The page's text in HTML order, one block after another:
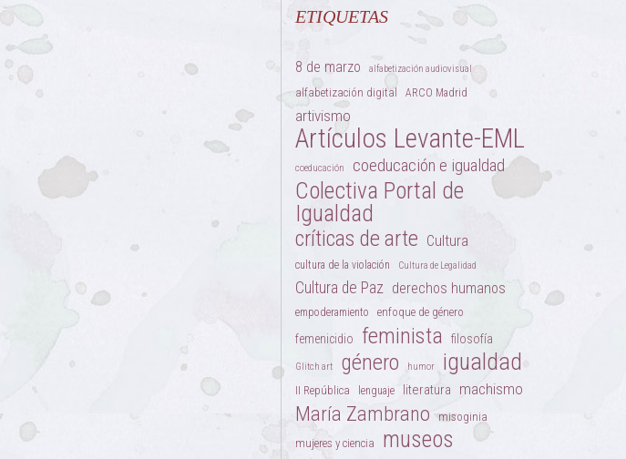
ETIQUETAS
8 de marzo alfabetización audiovisual
alfabetización digital ARCO Madrid
artivismo
Artículos Levante-EML
coeducación coeducación e igualdad
Colectiva Portal de
Igualdad
críticas de arte Cultura
cultura de la violación Cultura de Legalidad
Cultura de Paz derechos humanos
empoderamiento enfoque de género
femenicidio feminista filosofía
Glitch art género humor igualdad
II República lenguaje literatura machismo
María Zambrano
misoginia
mujeres y ciencia
museos